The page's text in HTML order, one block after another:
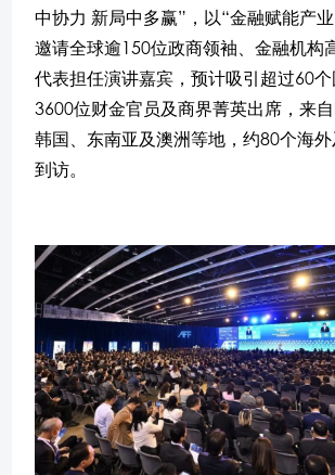
中协力 新局中多赢”，以“金融赋能产业
邀请全球逾150位政商领袖、金融机构
代表担任演讲嘉宾，预计吸引超过60
3600位财金官员及商界菁英出席，来自
韩国、东南亚及澳洲等地，约80个海
到访。